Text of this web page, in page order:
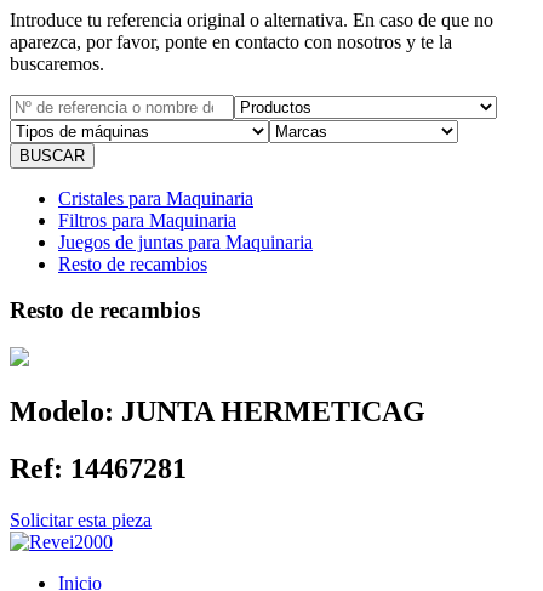
Introduce tu referencia original o alternativa. En caso de que no
aparezca, por favor, ponte en contacto con nosotros y te la
buscaremos.
Cristales para Maquinaria
Filtros para Maquinaria
Juegos de juntas para Maquinaria
Resto de recambios
Resto de recambios
Modelo: JUNTA HERMETICAG
Ref: 14467281
Solicitar esta pieza
Inicio